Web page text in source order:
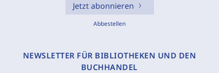
Jetzt abonnieren
Abbestellen
NEWSLETTER FÜR BIBLIOTHEKEN UND DEN
BUCHHANDEL